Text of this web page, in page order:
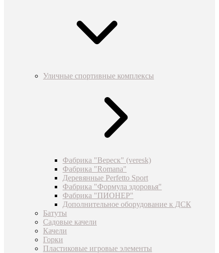
Уличные спортивные комплексы
Фабрика "Вереск" (veresk)
Фабрика "Romana"
Деревянные Perfetto Sport
Фабрика "Формула здоровья"
Фабрика "ПИОНЕР"
Дополнительное оборудование к ДСК
Батуты
Садовые качели
Качели
Горки
Пластиковые игровые элементы